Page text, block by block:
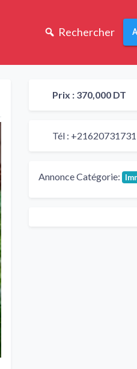
Rechercher
Prix : 370,000 DT
Tél : +21620731731
Annonce Catégorie: